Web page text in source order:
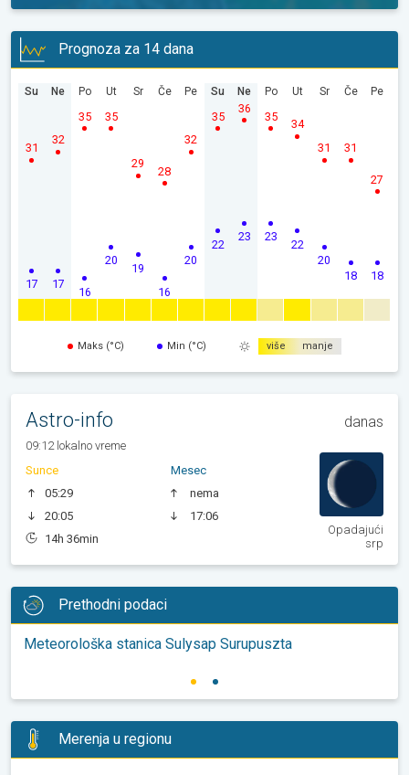
Prognoza za 14 dana
Su
17
31
Ne
17
32
Po
16
35
Ut
20
35
Sr
19
29
Če
16
28
Pe
20
32
Su
22
35
Ne
23
36
Po
23
35
Ut
22
34
Sr
20
31
Če
18
31
Pe
18
27
Maks (°C) Min (°C) više manje
Astro-info danas
09:12 lokalno vreme
Sunce
05:29
20:05
14h 36min
Mesec
nema
17:06
Opadajući
srp
Prethodni podaci
Meteorološka stanica Sulysap Surupuszta
Merenja u regionu